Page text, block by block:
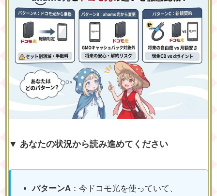
▼ あなたの状況から読み進めてください
パターンA ：今ドコモ光を使っていて、